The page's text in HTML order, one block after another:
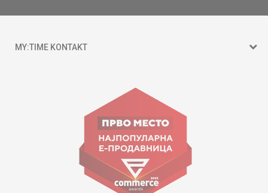
MY:TIME KONTAKT
Goce Nikolovski 74 Shkup
contact@mytime.mk
Orari i punës:
09:00 - 17:00